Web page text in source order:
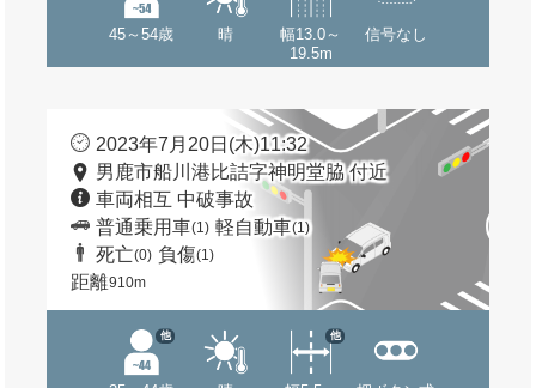
45～54歳 晴
幅13.0～
19.5m
信号なし
2023年7月20日(木)11:32
男鹿市船川港比詰字神明堂脇 付近
車両相互 中破事故
普通乗用車(1) 軽自動車(1)
死亡(0) 負傷(1)
距離910m
他 他